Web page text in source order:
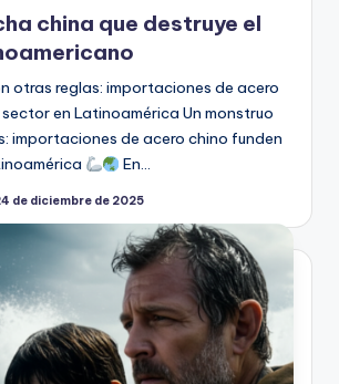
china que destruye el
otras reglas: importaciones de acero
en Latinoamérica Un monstruo
importaciones de acero chino funden
En…
de diciembre de 2025